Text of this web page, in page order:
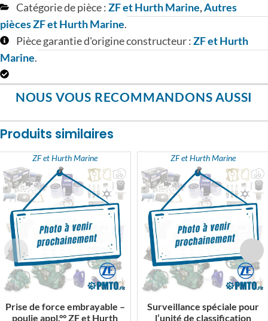
Catégorie de pièce :ZF et Hurth Marine,Autres
pièces ZF et Hurth Marine.
Pièce garantie d'origine constructeur :ZF et Hurth
Marine.
NOUS VOUS RECOMMANDONS AUSSI
Produits similaires
ZF et Hurth Marine
Prise de force embrayable –
poulie appl.°° ZF et Hurth
ZF et Hurth Marine
Surveillance spéciale pour
l’unité de classification